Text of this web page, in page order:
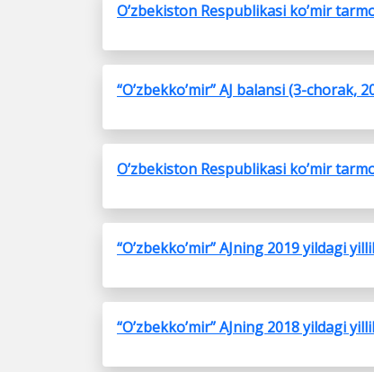
O’zbekiston Respublikasi ko’mir
“O’zbekko’mir” AJ balansi (3-chorak,
O’zbekiston Respublikasi ko’mir
“O’zbekko’mir” AJning 2019 yildagi
“O’zbekko’mir” AJning 2018 yildagi